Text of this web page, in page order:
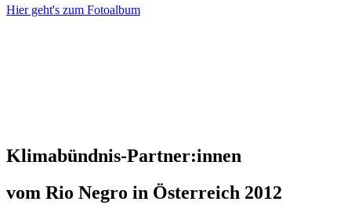
Hier geht's zum Fotoalbum
Klimabündnis-Partner:innen
vom Rio Negro in Österreich 2012